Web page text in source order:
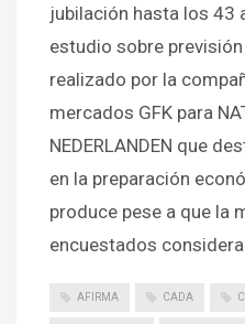
jubilación hasta los 43
estudio sobre
realizado por la
mercados GFK para
NEDERLANDEN que
en la preparación
produce pese a que la
encuestados considera
AFIRMA CADA